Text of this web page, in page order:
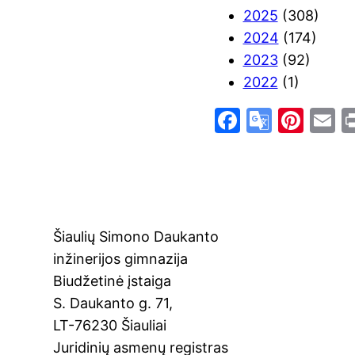
2025 (308)
2024 (174)
2023(92)
2022 (1)
F G Pi E
Šiaulių Simono Daukanto
inžinerijos gimnazija
Biudžetinė įstaiga
S. Daukanto g. 71,
LT-76230 Šiauliai
Juridinių asmenų registras